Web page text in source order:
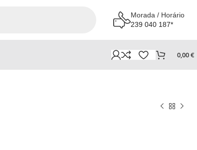
Morada / Horário
239 040 187*
0,00€